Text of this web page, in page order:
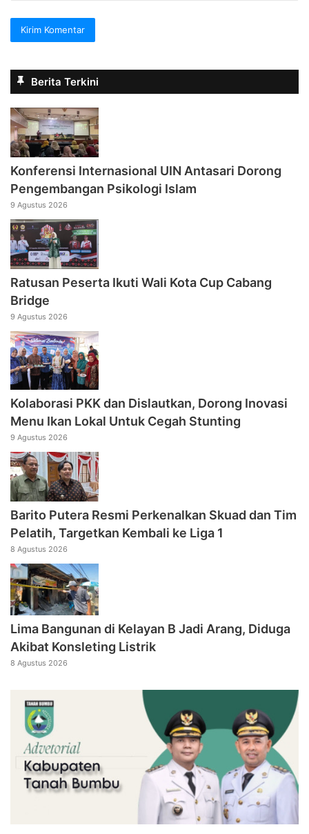
Berita Terkini
Konferensi Internasional UIN Antasari Dorong
Pengembangan Psikologi Islam
9 Agustus 2026
Ratusan Peserta Ikuti Wali Kota Cup Cabang
Bridge
9 Agustus 2026
Kolaborasi PKK dan Dislautkan, Dorong Inovasi
Menu Ikan Lokal Untuk Cegah Stunting
9 Agustus 2026
Barito Putera Resmi Perkenalkan Skuad dan Tim
Pelatih, Targetkan Kembali ke Liga 1
8 Agustus 2026
Lima Bangunan di Kelayan B Jadi Arang, Diduga
Akibat Konsleting Listrik
8 Agustus 2026